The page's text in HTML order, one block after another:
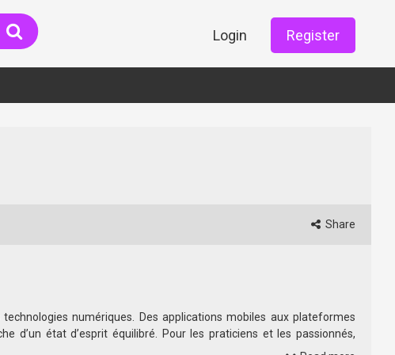
Login Register
Share
numériques. Des applications mobiles aux plateformes
d’un état d’esprit équilibré. Pour les praticiens et les passionnés,